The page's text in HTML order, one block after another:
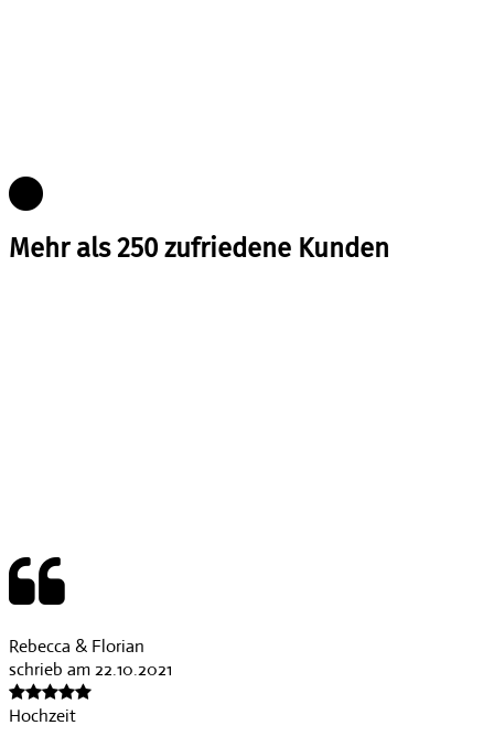
Mehr als 250 zufriedene Kunden
Rebecca & Florian
schrieb am 22.10.2021
Hochzeit